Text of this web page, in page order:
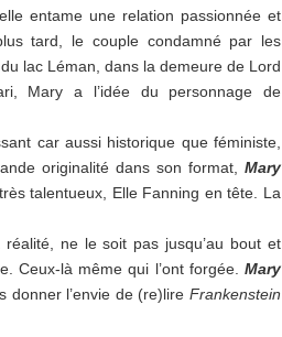
entame une relation passionnée et
tard, le couple condamné par les
lac Léman, dans la demeure de Lord
Mary a l’idée du personnage de
car aussi historique que féministe,
originalité dans son format, Mary
talentueux, Elle Fanning en tête. La
ne le soit pas jusqu’au bout et
Ceux-là même qui l’ont forgée. Mary
donner l’envie de (re)lire Frankenstein